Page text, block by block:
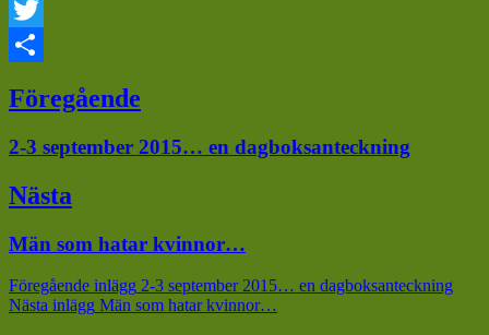
Twitter
Inläggsnavigering
Föregående
Föregående
2-3 september 2015… en dagboksanteckning
Nästa
Nästa
Män som hatar kvinnor…
Föregående inlägg 2-3 september 2015… en dagboksanteckning
Nästa inlägg Män som hatar kvinnor…